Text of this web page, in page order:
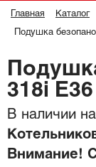
Главная Каталог
Подушка
318i E36
В наличии
Внимание!